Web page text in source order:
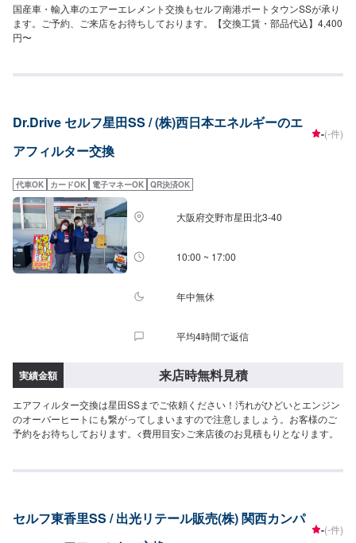
国産車・輸入車のエアーエレメント交換もセルフ南港ポートタウンSSが承り
ます。ご予約、ご来店をお待ちしております。【交換工賃・部品代込】4,400
円〜
Dr.Drive セルフ星田SS / (株)西日本エネルギーのエ
アフィルター交換
-(-件)
代車OK カードOK 電子マネーOK QR決済OK
大阪府交野市星田北3-40
10:00 ~ 17:00
年中無休
平均4時間で返信
実績金額 来店時無料見積
エアフィルター交換は星田SSまでご依頼ください！汚れがひどいとエンジン
のオーバーヒートにも繋がってしまいますので注意しましょう。お客様のご
予約をお待ちしております。<費用目安>ご来店後のお見積もりとなります。
セルフ東香里SS / 出光リテール販売(株) 関西カンパ
-(-件)